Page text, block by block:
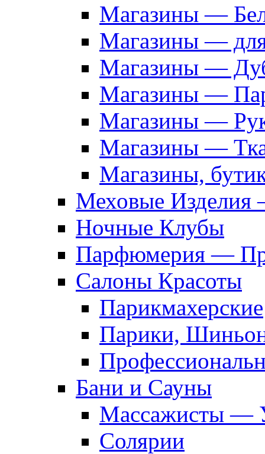
Магазины —
Магазины —
Магазины —
Магазины —
Магазины —
Магазины —
Магазины,
Меховые Изделия
Ночные Клубы
Парфюмерия —
Салоны Красоты
Парикмахерские
Парики,
Бани и Сауны
Массажисты —
Солярии